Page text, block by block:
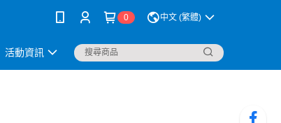
0 中文 (繁體)
活動資訊